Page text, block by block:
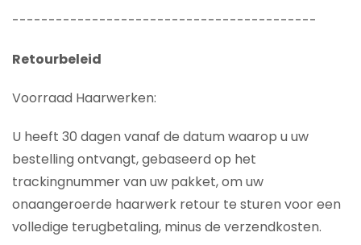
------------------------------------------
Retourbeleid
Voorraad Haarwerken:
U heeft 30 dagen vanaf de datum waarop u uw
bestelling ontvangt, gebaseerd op het
trackingnummer van uw pakket, om uw
onaangeroerde haarwerk retour te sturen voor een
volledige terugbetaling, minus de verzendkosten.